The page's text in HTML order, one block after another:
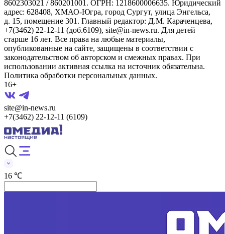
8602303021 / 860201001. ОГРН: 1218600006635. Юридический
адрес: 628408, ХМАО-Югра, город Сургут, улица Энгельса,
д. 15, помещение 301. Главный редактор: Д.М. Караченцева,
+7(3462) 22-12-11 (доб.6109), site@in-news.ru. Для детей
старше 16 лет. Все права на любые материалы,
опубликованные на сайте, защищены в соответствии с
законодательством об авторском и смежных правах. При
использовании активная ссылка на источник обязательна.
Политика обработки персональных данных.
16+
site@in-news.ru
+7(3462) 22-12-11 (6109)
16 ℃